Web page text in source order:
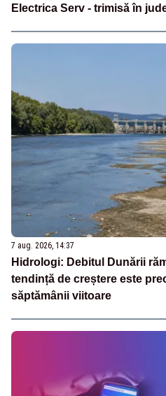
Electrica Serv - trimisă în
7 aug. 2026, 14:37
Hidrologi: Debitul Dunării
tendință de creștere este
săptămânii viitoare